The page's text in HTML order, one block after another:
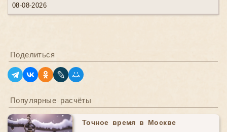
08-08-2026
Поделиться
Популярные расчёты
Точное время в Москве